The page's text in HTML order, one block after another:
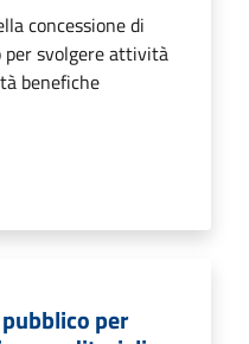
concessione di
per svolgere attività
benefiche
per